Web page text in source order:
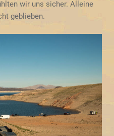
wir uns sicher. Alleine
geblieben.